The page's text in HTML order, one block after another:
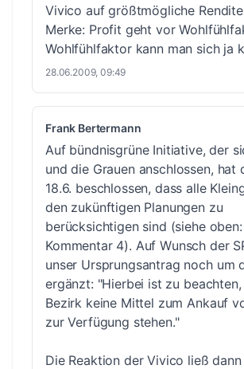
Vivico auf größtmögliche
Merke: Profit geht vor
Wohlfühlfaktor kann man sich ja
28.06.2009, 09:49
Frank Bertermann
Auf bündnisgrüne Initiative, der
und die Grauen anschlossen, hat
18.6. beschlossen, dass alle
den zukünftigen Planungen zu
berücksichtigen sind (siehe oben:
Kommentar 4). Auf Wunsch der
unser Ursprungsantrag noch um
ergänzt: "Hierbei ist zu beachten,
Bezirk keine Mittel zum Ankauf
zur Verfügung stehen."
Die Reaktion der Vivico ließ